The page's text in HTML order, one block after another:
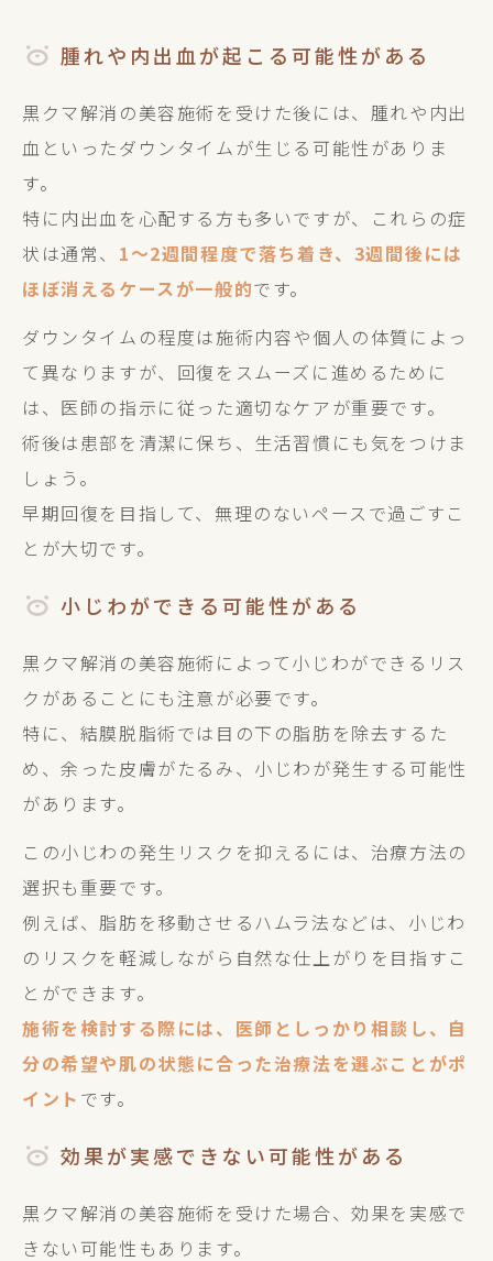
腫れや内出血が起こる可能性がある
黒クマ解消の美容施術を受けた後には、腫れや内出
血といったダウンタイムが生じる可能性がありま
す。
特に内出血を心配する方も多いですが、これらの症
状は通常、 1～2週間程度で落ち着き、3週間後には
ほぼ消えるケースが一般的です。
ダウンタイムの程度は施術内容や個人の体質によっ
て異なりますが、回復をスムーズに進めるために
は、医師の指示に従った適切なケアが重要です。
術後は患部を清潔に保ち、生活習慣にも気をつけま
しょう。
早期回復を目指して、無理のないペースで過ごすこ
とが大切です。
小じわができる可能性がある
黒クマ解消の美容施術によって小じわができるリス
クがあることにも注意が必要です。
特に、結膜脱脂術では目の下の脂肪を除去するた
め、余った皮膚がたるみ、小じわが発生する可能性
があります。
この小じわの発生リスクを抑えるには、治療方法の
選択も重要です。
例えば、脂肪を移動させるハムラ法などは、小じわ
のリスクを軽減しながら自然な仕上がりを目指すこ
とができます。
施術を検討する際には、医師としっかり相談し、自
分の希望や肌の状態に合った治療法を選ぶことがポ
イント です。
効果が実感できない可能性がある
黒クマ解消の美容施術を受けた場合、効果を実感で
きない可能性もあります。